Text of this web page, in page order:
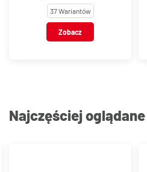
węglowa37 Wariantów
Zobacz
Najczęściej oglądane